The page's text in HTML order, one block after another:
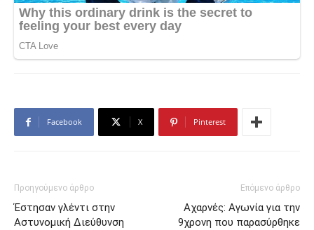
Facebook X Pinterest
Προηγούμενο άρθρο
Έστησαν γλέντι στην
Αστυνομική Διεύθυνση
Επόμενο άρθρο
Αχαρνές: Αγωνία για την
9χρονη που παρασύρθηκε